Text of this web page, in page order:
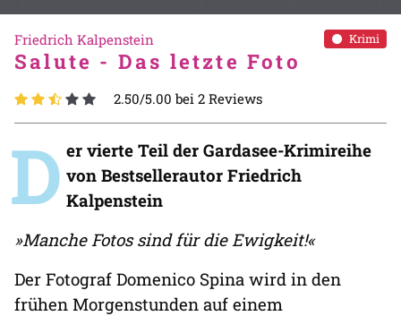
Krimi
Friedrich Kalpenstein
Salute - Das letzte Foto
2.50/5.00 bei 2 Reviews
D er vierte Teil der Gardasee-Krimireihe
von Bestsellerautor Friedrich
Kalpenstein
»Manche Fotos sind für die Ewigkeit!«
Der Fotograf Domenico Spina wird in den
frühen Morgenstunden auf einem